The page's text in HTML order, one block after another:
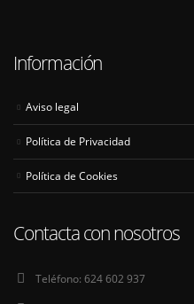
Información
Aviso legal
Política de Privacidad
Política de Cookies
Contacta con nosotros
Teléfono: 624 602 937